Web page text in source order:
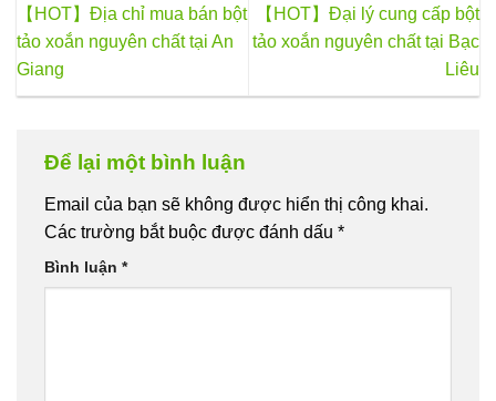
【HOT】Địa chỉ mua bán bột
tảo xoắn nguyên chất tại An
Giang
【HOT】Đại lý cung cấp bột
tảo xoắn nguyên chất tại Bạc
Liêu
Để lại một bình luận
Email của bạn sẽ không được hiển thị công khai.
Các trường bắt buộc được đánh dấu *
Bình luận *